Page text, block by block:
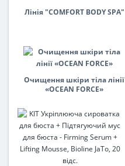
Лінія "COMFORT BODY SPA"
Очищення шкіри тіла лінії
«OCEAN FORCE»